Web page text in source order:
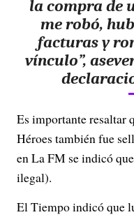
la compra de
me robó,
facturas y
vínculo”,
Es importante resaltar
Héroes también fue
en La FM se indicó
ilegal).
El Tiempo indicó que